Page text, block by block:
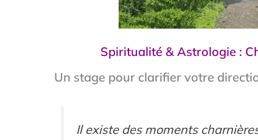
Spiritualité & Astrologie :
Un stage pour clarifier votre
Il existe des moments